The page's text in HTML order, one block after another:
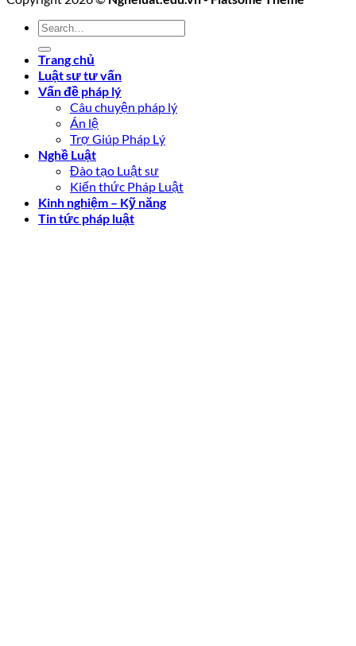
Trang chủ
Luật sư tư vấn
Vấn đề pháp lý
Câu chuyện pháp lý
Án lệ
Trợ Giúp Pháp Lý
Nghề Luật
Đào tạo Luật sư
Kiến thức Pháp Luật
Kinh nghiệm – Kỹ năng
Tin tức pháp luật